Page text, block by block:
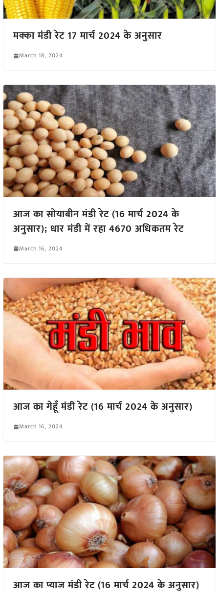
मक्का मंडी रेट 17 मार्च 2024 के अनुसार
March 18, 2024
आज का सोयाबीन मंडी रेट (16 मार्च 2024 के
अनुसार); धार मंडी में रहा 4670 अधिकतम रेट
March 16, 2024
आज का गेहूँ मंडी रेट (16 मार्च 2024 के अनुसार)
March 16, 2024
आज का प्याज मंडी रेट (16 मार्च 2024 के अनुसार)